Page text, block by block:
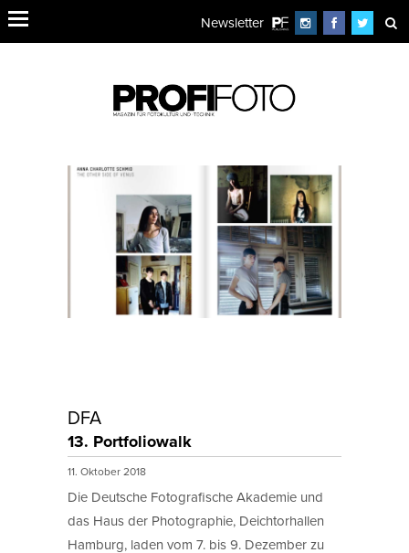
Newsletter
DFA
13. Portfoliowalk
11. Oktober 2018
Die Deutsche Fotografische Akademie und
das Haus der Photographie, Deichtorhallen
Hamburg, laden vom 7. bis 9. Dezember zu